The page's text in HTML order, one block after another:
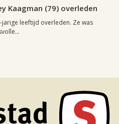
Kaagman (79) overleden
jarige leeftijd overleden. Ze was